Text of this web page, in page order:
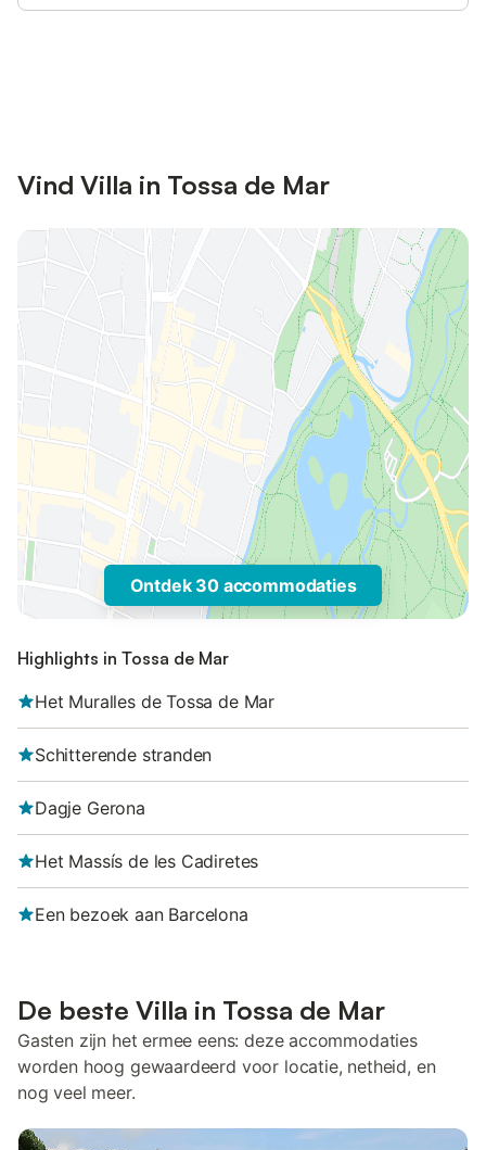
Vind Villa in Tossa de Mar
Ontdek 30 accommodaties
Highlights in Tossa de Mar
Het Muralles de Tossa de Mar
Schitterende stranden
Dagje Gerona
Het Massís de les Cadiretes
Een bezoek aan Barcelona
De beste Villa in Tossa de Mar
Gasten zijn het ermee eens: deze accommodaties
worden hoog gewaardeerd voor locatie, netheid, en
nog veel meer.